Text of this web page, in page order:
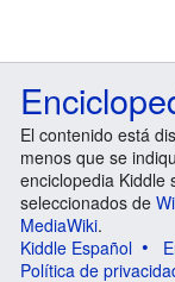
El contenido está
menos que se
enciclopedia Kiddle
seleccionados de
MediaWiki.
Kiddle Español
Política de